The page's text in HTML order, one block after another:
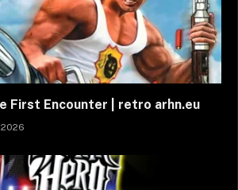
First Encounter | retro arhn.eu